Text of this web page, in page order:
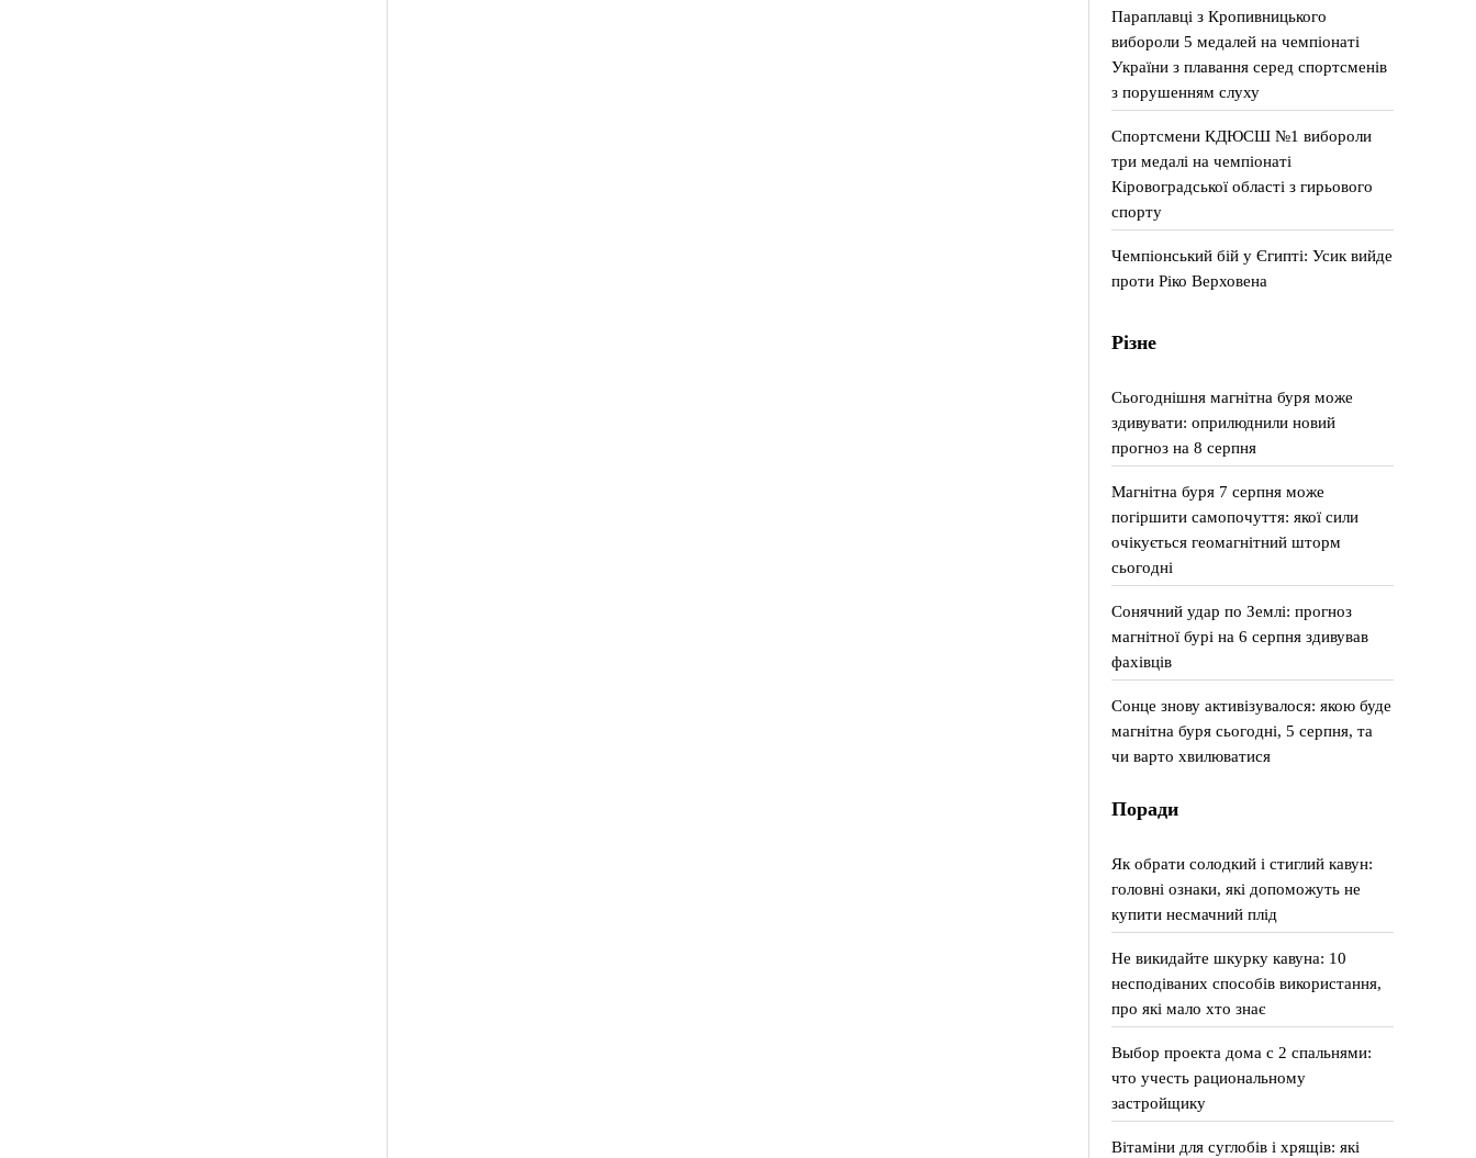
Параплавці з Кропивницького
вибороли 5 медалей на чемпіонаті
України з плавання серед спортсменів
з порушенням слуху
Спортсмени КДЮСШ №1 вибороли
три медалі на чемпіонаті
Кіровоградської області з гирьового
спорту
Чемпіонський бій у Єгипті: Усик вийде
проти Ріко Верховена
Різне
Сьогоднішня магнітна буря може
здивувати: оприлюднили новий
прогноз на 8 серпня
Магнітна буря 7 серпня може
погіршити самопочуття: якої сили
очікується геомагнітний шторм
сьогодні
Сонячний удар по Землі: прогноз
магнітної бурі на 6 серпня здивував
фахівців
Сонце знову активізувалося: якою буде
магнітна буря сьогодні, 5 серпня, та
чи варто хвилюватися
Поради
Як обрати солодкий і стиглий кавун:
головні ознаки, які допоможуть не
купити несмачний плід
Не викидайте шкурку кавуна: 10
несподіваних способів використання,
про які мало хто знає
Выбор проекта дома с 2 спальнями:
что учесть рациональному
застройщику
Вітаміни для суглобів і хрящів: які